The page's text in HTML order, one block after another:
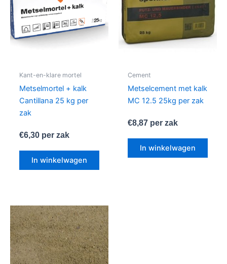
Kant-en-klare mortel
Metselmortel + kalk
Cantillana 25 kg per
zak
€6,30per zak
In winkelwagen
Cement
Metselcement met kalk
MC 12.5 25kg per zak
€8,87per zak
In winkelwagen